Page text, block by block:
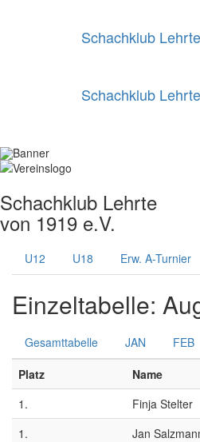
Schachklub Lehrte
Schachklub Lehrte
Schachklub Lehrte
von 1919 e.V.
U12 U18 Erw. A-Turnier
Einzeltabelle:
Gesamttabelle JAN FEB
Platz
Name
1.
Finja Stelter
1.
Jan